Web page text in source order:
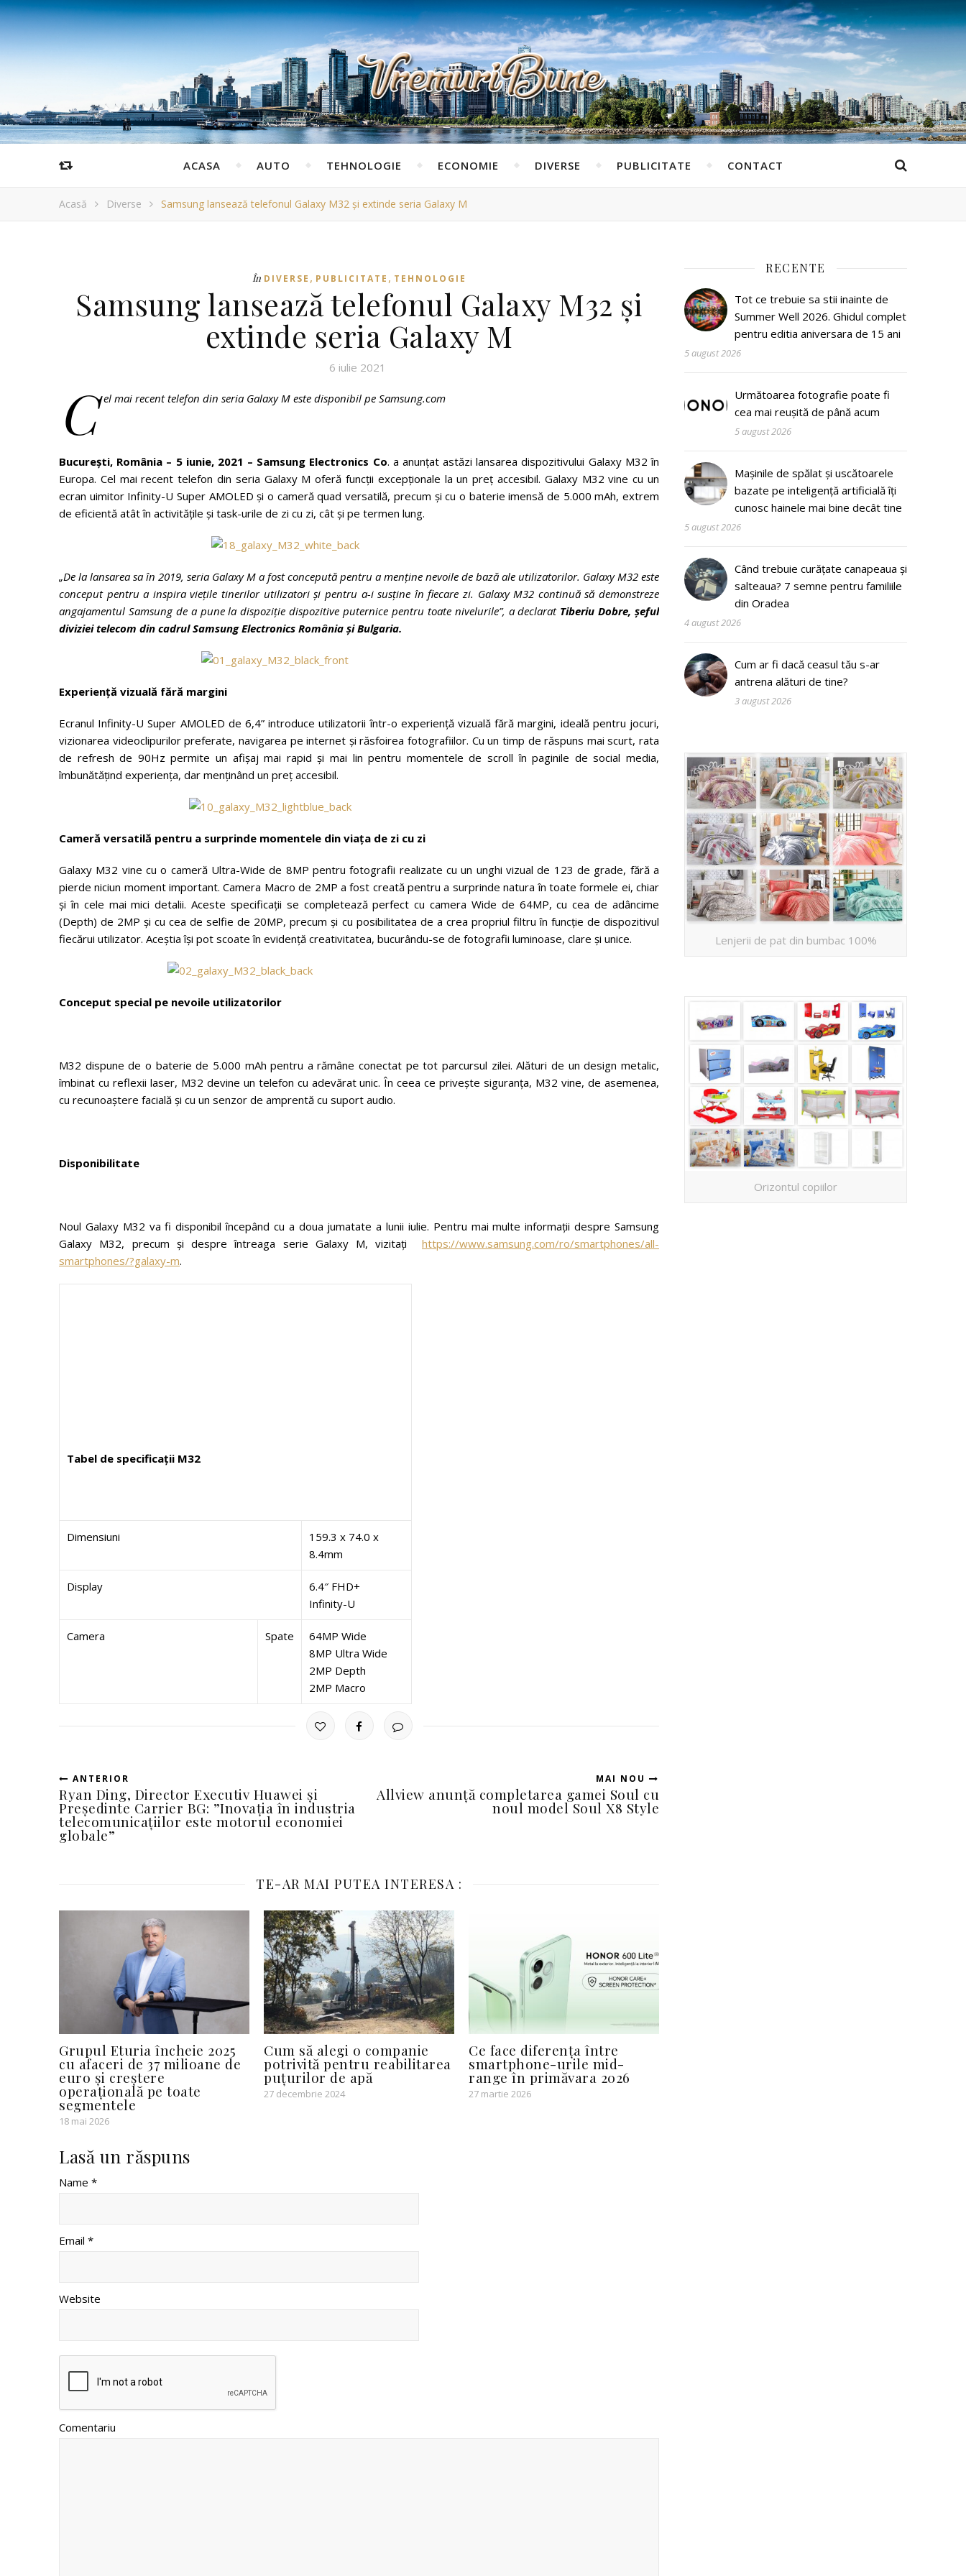
ACASA AUTO TEHNOLOGIE ECONOMIE DIVERSE PUBLICITATE CONTACT
Acasă Diverse Samsung lansează telefonul Galaxy M32 și extinde seria Galaxy M
În DIVERSE , PUBLICITATE , TEHNOLOGIE
Samsung lansează telefonul Galaxy M32 și
extinde seria Galaxy M
6 iulie 2021
C el mai recent telefon din seria Galaxy M este disponibil pe Samsung.com
București, România – 5 iunie, 2021 – Samsung Electronics Co. a anunțat astăzi lansarea dispozitivului Galaxy M32 în
Europa. Cel mai recent telefon din seria Galaxy M oferă funcții excepționale la un preț accesibil. Galaxy M32 vine cu un
ecran uimitor Infinity-U Super AMOLED și o cameră quad versatilă, precum și cu o baterie imensă de 5.000 mAh, extrem
de eficientă atât în activitățile și task-urile de zi cu zi, cât și pe termen lung.
„De la lansarea sa în 2019, seria Galaxy M a fost concepută pentru a menține nevoile de bază ale utilizatorilor. Galaxy M32 este
conceput pentru a inspira viețile tinerilor utilizatori și pentru a-i susține în fiecare zi. Galaxy M32 continuă să demonstreze
angajamentul Samsung de a pune la dispoziție dispozitive puternice pentru toate nivelurile”, a declarat Tiberiu Dobre, şeful
diviziei telecom din cadrul Samsung Electronics România şi Bulgaria.
Experiență vizuală fără margini
Ecranul Infinity-U Super AMOLED de 6,4” introduce utilizatorii într-o experiență vizuală fără margini, ideală pentru jocuri,
vizionarea videoclipurilor preferate, navigarea pe internet și răsfoirea fotografiilor. Cu un timp de răspuns mai scurt, rata
de refresh de 90Hz permite un afișaj mai rapid și mai lin pentru momentele de scroll în paginile de social media,
îmbunătățind experiența, dar menținând un preț accesibil.
Cameră versatilă pentru a surprinde momentele din viața de zi cu zi
Galaxy M32 vine cu o cameră Ultra-Wide de 8MP pentru fotografii realizate cu un unghi vizual de 123 de grade, fără a
pierde niciun moment important. Camera Macro de 2MP a fost creată pentru a surprinde natura în toate formele ei, chiar
și în cele mai mici detalii. Aceste specificații se completează perfect cu camera Wide de 64MP, cu cea de adâncime
(Depth) de 2MP și cu cea de selfie de 20MP, precum și cu posibilitatea de a crea propriul filtru în funcție de dispozitivul
fiecărui utilizator. Aceștia își pot scoate în evidență creativitatea, bucurându-se de fotografii luminoase, clare și unice.
Conceput special pe nevoile utilizatorilor
M32 dispune de o baterie de 5.000 mAh pentru a rămâne conectat pe tot parcursul zilei. Alături de un design metalic,
îmbinat cu reflexii laser, M32 devine un telefon cu adevărat unic. În ceea ce privește siguranța, M32 vine, de asemenea,
cu recunoaștere facială și cu un senzor de amprentă cu suport audio.
Disponibilitate
Noul Galaxy M32 va fi disponibil începând cu a doua jumatate a lunii iulie. Pentru mai multe informații despre Samsung
Galaxy M32, precum și despre întreaga serie Galaxy M, vizitați https://www.samsung.com/ro/smartphones/all-
smartphones/?galaxy-m.
Tabel de specificații M32
Dimensiuni
159.3 x 74.0 x
8.4mm
Display
6.4″ FHD+
Infinity-U
Camera Spate
64MP Wide
8MP Ultra Wide
2MP Depth
2MP Macro
ANTERIOR
Ryan Ding, Director Executiv Huawei și
Președinte Carrier BG: ”Inovația în industria
telecomunicațiilor este motorul economiei
globale”
MAI NOU
Allview anunță completarea gamei Soul cu
noul model Soul X8 Style
TE-AR MAI PUTEA INTERESA :
Grupul Eturia încheie 2025
cu afaceri de 37 milioane de
euro și creștere
operațională pe toate
segmentele
18 mai 2026
Cum să alegi o companie
potrivită pentru reabilitarea
puțurilor de apă
27 decembrie 2024
Ce face diferența între
smartphone-urile mid-
range în primăvara 2026
27 martie 2026
Lasă un răspuns
Name *
Email *
Website
Comentariu
RECENTE
Tot ce trebuie sa stii inainte de
Summer Well 2026. Ghidul complet
pentru editia aniversara de 15 ani
5 august 2026
Următoarea fotografie poate fi
cea mai reușită de până acum
5 august 2026
Mașinile de spălat și uscătoarele
bazate pe inteligență artificială îți
cunosc hainele mai bine decât tine
5 august 2026
Când trebuie curățate canapeaua și
salteaua? 7 semne pentru familiile
din Oradea
4 august 2026
Cum ar fi dacă ceasul tău s-ar
antrena alături de tine?
3 august 2026
Lenjerii de pat din bumbac 100%
Orizontul copiilor